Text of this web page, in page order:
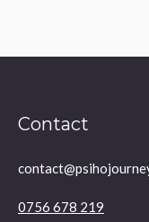
Contact
0756 678 219